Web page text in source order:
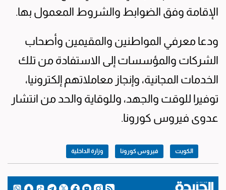
الإقامة وفق الضوابط والشروط المعمول بها.
ودعا معرفي المواطنين والمقيمين وأصحاب
الشركات والمؤسسات إلى الاستفادة من تلك
الخدمات المجانية، وإنجاز معاملاتهم إلكترونيا،
توفيرا للوقت والجهد، وللوقاية والحد من انتشار
عدوى فيروس كورونا.
الكويت فيروس كورونا وزارة الداخلية